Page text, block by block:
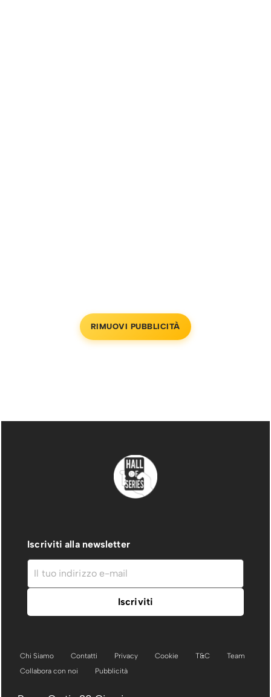
RIMUOVI PUBBLICITÀ
Iscriviti alla newsletter
Chi Siamo Contatti Privacy Cookie T&C
Team
Collabora con noi
Pubblicità